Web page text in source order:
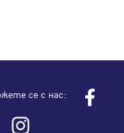
се с нас: